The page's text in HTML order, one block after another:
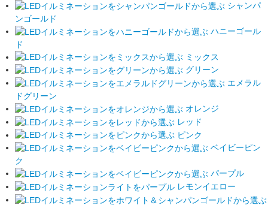
シャンパ
ンゴールド
ハニーゴール
ド
ミックス
グリーン
エメラル
ドグリーン
オレンジ
レッド
ピンク
ベイビーピン
ク
パープル
レモンイエロー